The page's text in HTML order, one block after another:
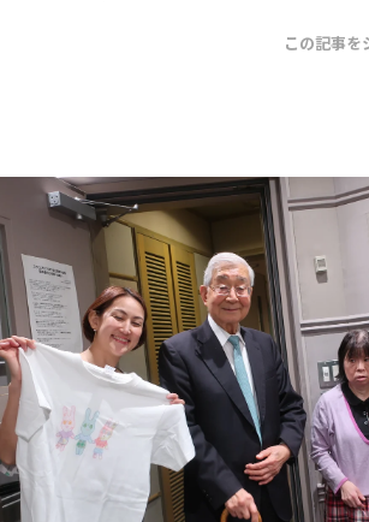
トピックス
TBS Podcast
お知らせ
イベント・グッズ
YouTube
会社情報
この記事を